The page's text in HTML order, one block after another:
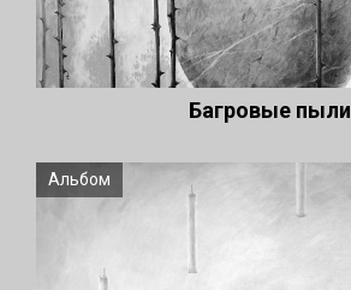
Багровые пыли
Альбом